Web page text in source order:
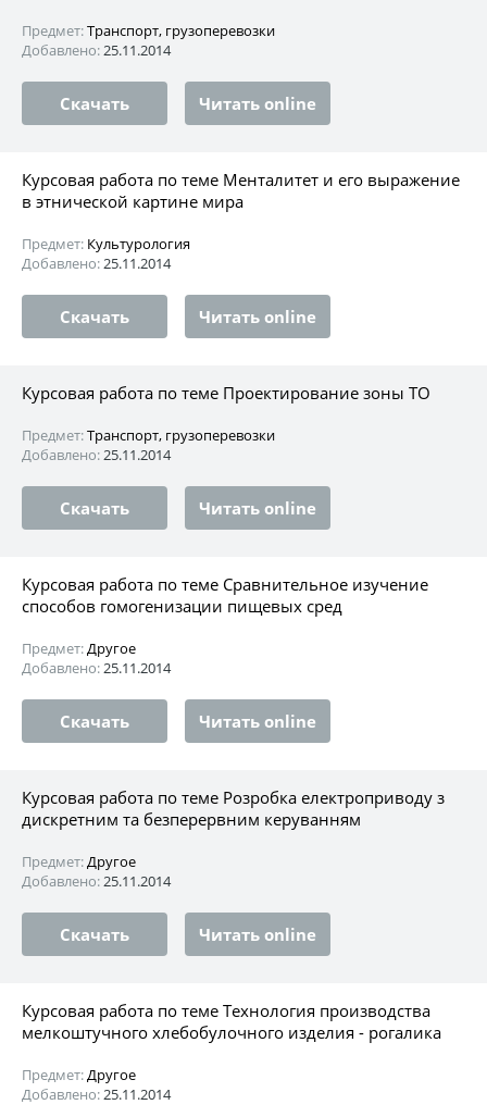
Предмет:Транспорт, грузоперевозки
Добавлено:25.11.2014
Скачать Читать online
Курсовая работа по теме Менталитет и его выражение
в этнической картине мира
Предмет: Культурология
Добавлено:25.11.2014
Скачать Читать online
Курсовая работа по теме Проектирование зоны ТО
Предмет:Транспорт, грузоперевозки
Добавлено:25.11.2014
Скачать Читать online
Курсовая работа по теме Сравнительное изучение
способов гомогенизации пищевых сред
Предмет:Другое
Добавлено:25.11.2014
Скачать Читать online
Курсовая работа по теме Розробка електроприводу з
дискретним та безперервним керуванням
Предмет:Другое
Добавлено:25.11.2014
Скачать Читать online
Курсовая работа по теме Технология производства
мелкоштучного хлебобулочного изделия - рогалика
Предмет:Другое
Добавлено:25.11.2014